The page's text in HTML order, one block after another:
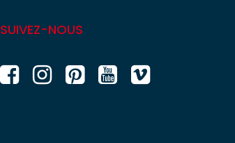
SUIVEZ-NOUS